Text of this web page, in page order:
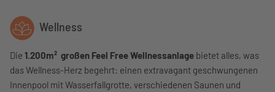
Wellness
Die 1.200m² großen Feel Free Wellnessanlage bietet alles, was
das Wellness-Herz begehrt: einen extravagant geschwungenen
Innenpool mit Wasserfallgrotte, verschiedenen Saunen und